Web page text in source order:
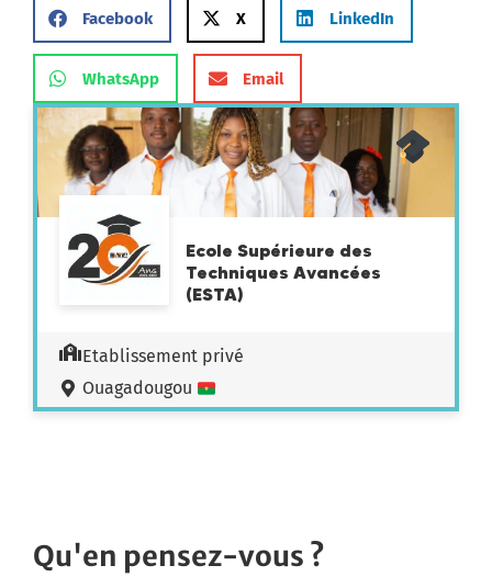
Facebook X LinkedIn
WhatsApp Email
Ecole Supérieure des
Techniques Avancées
(ESTA)
Etablissement privé
Ouagadougou
Qu'en pensez-vous ?